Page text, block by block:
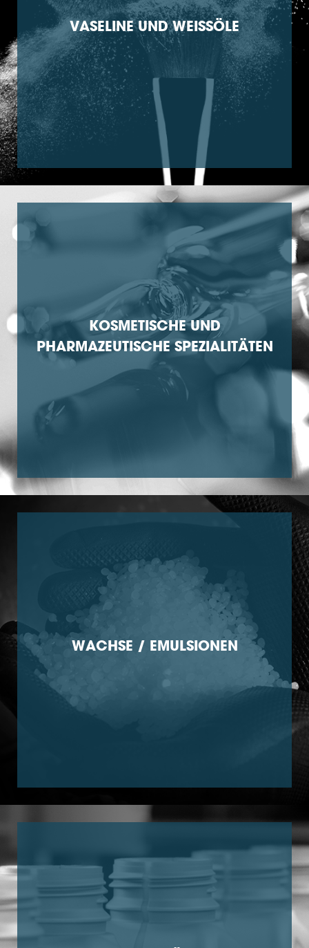
VASELINE UND WEISSÖLE
KOSMETISCHE UND
PHARMAZEUTISCHE SPEZIALITÄTEN
WACHSE / EMULSIONEN